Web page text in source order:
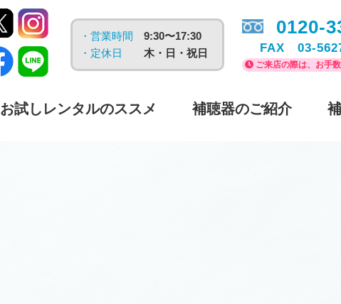
・営業時間9:30〜17:30
・定休日木・日・祝日
0120-
FAX 03-
ご来店の際は、お手
お試しレンタルのススメ 補聴器のご紹介